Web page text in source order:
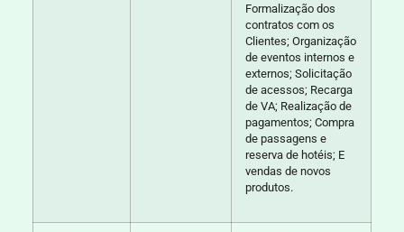
Formalização dos
contratos com os
Clientes; Organização
de eventos internos e
externos; Solicitação
de acessos; Recarga
de VA; Realização de
pagamentos; Compra
de passagens e
reserva de hotéis; E
vendas de novos
produtos.